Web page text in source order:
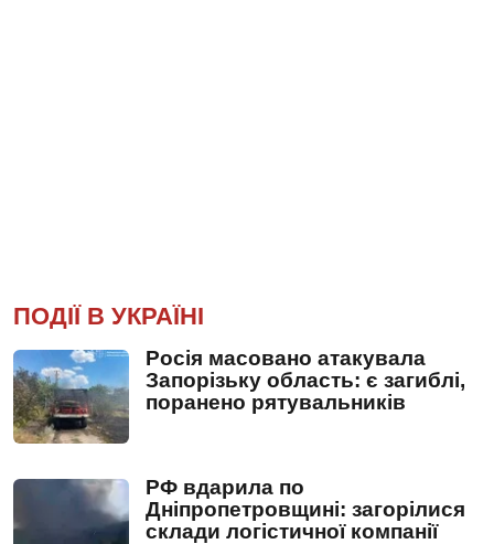
ПОДІЇ В УКРАЇНІ
Росія масовано атакувала
Запорізьку область: є загиблі,
поранено рятувальників
РФ вдарила по
Дніпропетровщині: загорілися
склади логістичної компанії